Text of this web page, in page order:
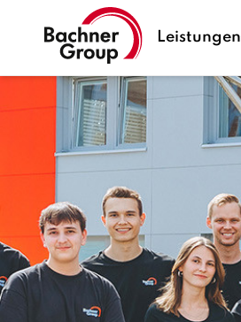
Leistungen